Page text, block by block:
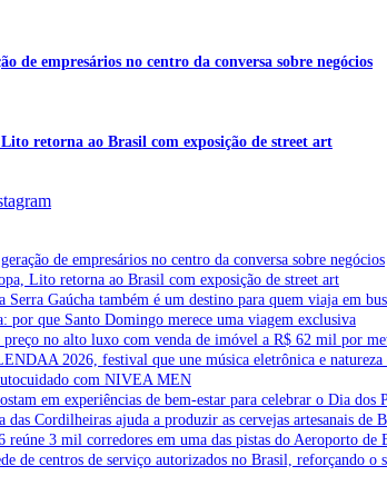
de empresários no centro da conversa sobre negócios
retorna ao Brasil com exposição de street art
de empresários no centro da conversa sobre negócios
Lito retorna ao Brasil com exposição de street art
Gaúcha também é um destino para quem viaja em
por que Santo Domingo merece uma viagem exclusiva
no alto luxo com venda de imóvel a R$ 62 mil por
2026, festival que une música eletrônica e natureza
com NIVEA MEN
em experiências de bem-estar para celebrar o Dia dos
das Cordilheiras ajuda a produzir as cervejas artesanais de
3 mil corredores em uma das pistas do Aeroporto de
de centros de serviço autorizados no Brasil, reforçando o